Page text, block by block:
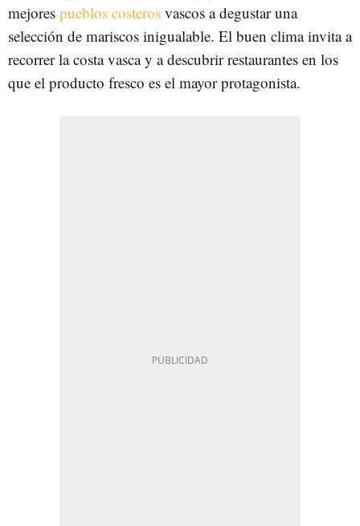
mejores pueblos costeros vascos a degustar una
selección de mariscos inigualable. El buen clima invita a
recorrer la costa vasca y a descubrir restaurantes en los
que el producto fresco es el mayor protagonista.